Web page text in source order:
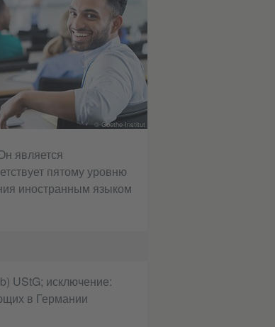
© Goethe-Institut
является
пятому уровню
иностранным языком
UStG; исключение:
в Германии